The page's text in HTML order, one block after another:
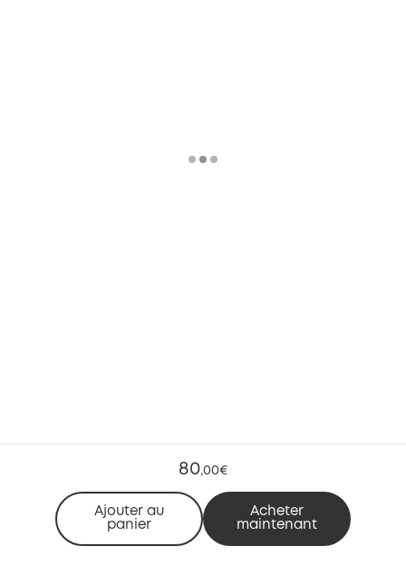
80,00€
Ajouter au
panier
Acheter
maintenant